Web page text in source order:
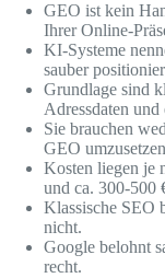
GEO ist kein
Ihrer Online-
KI-Systeme
sauber
Grundlage sind
Adressdaten
Sie brauchen
GEO
Kosten liegen je
und ca. 300-500
Klassische SEO
nicht.
Google belohnt
recht.